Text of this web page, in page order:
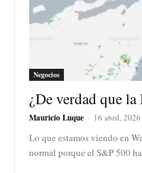
Negocios
¿De verdad que
Mauricio Luque - 16 abril, 2026
Lo que estamos viendo en
normal porque el S&P 500